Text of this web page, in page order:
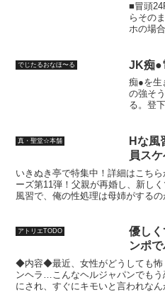
■冒頭
らその
ホの場
すると
日、夜
「町田
輩」に
酒が進
い出し
輩を連
るが酔
-----【収
本編
作成し
でじたるおなほ〜る JK痴●
痴●を生
の強そ
る。登
彼女に
〇あら
さんが
に目を
間の中
ること
Cv.浅
女。元
ものの
されて
て強く
やすく
う事に
ずかし
しまう
りゲー
真・聖堂☆本舗
Hな風
員ス
いきぬき亭で特集中！詳細はこち
ーズ第11弾！父親が再婚し、新し
風習で、俺の性処理は母姉がする
があるという田舎にやってきた俺
が他所に迷惑をかけないように、
習を体験する。今日は姉と従妹と
中でたっぷり「仲良し」して、帰
おばあちゃんに遭遇。汗を流すた
に入って…・姉＆いとこ（妹）と
でパイズリ・ママ乱入で、アナル
マが69体勢で、 おばあちゃんに後背位＆ママフェラからの腟内出
アトリエTODO
優し
ンポ
◆内容◆最近、女性がどうしても
ンヘラ…こんなヘルジャパンでも
にされ、すぐにキモいと言われな
晒されてしまう…！もうエロ漫画